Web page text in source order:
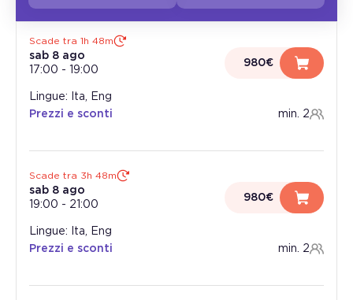
Scade tra 1h 48m
sab 8 ago
17:00 - 19:00
980€
Lingue: Ita, Eng
Prezzi e sconti
min. 2
Scade tra 3h 48m
sab 8 ago
19:00 - 21:00
980€
Lingue: Ita, Eng
Prezzi e sconti
min. 2